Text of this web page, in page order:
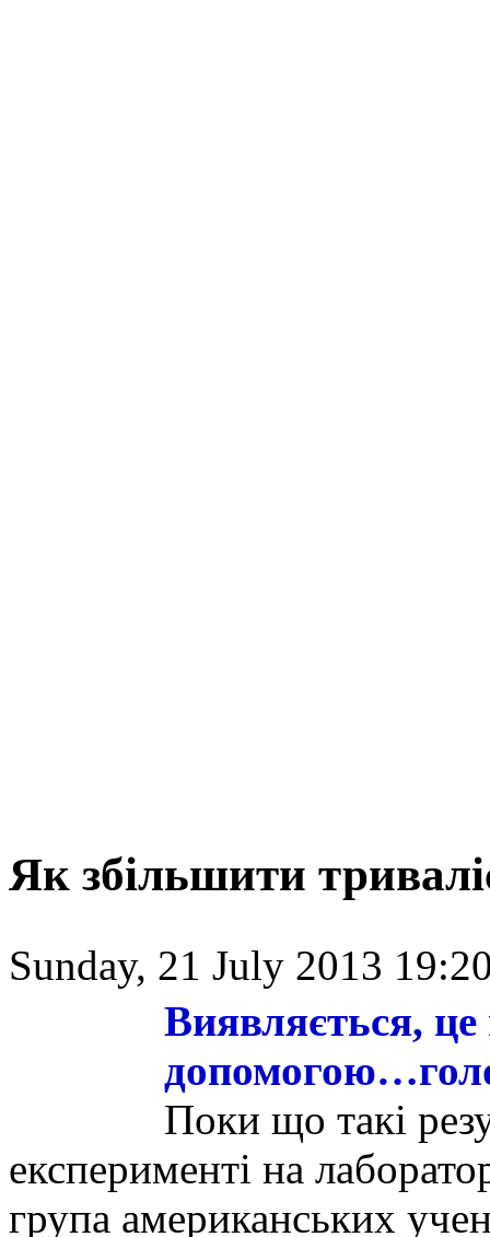
Як збільшити
Sunday, 21 July 2013
Виявляється,
Поки що такі
експерименті на
група американських